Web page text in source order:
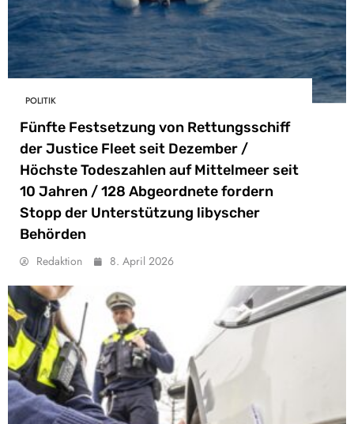
POLITIK
Fünfte Festsetzung von Rettungsschiff
der Justice Fleet seit Dezember /
Höchste Todeszahlen auf Mittelmeer seit
10 Jahren / 128 Abgeordnete fordern
Stopp der Unterstützung libyscher
Behörden
Redaktion 8. April 2026